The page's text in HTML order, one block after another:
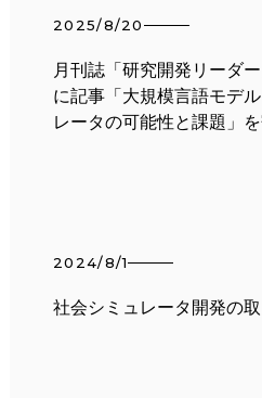
2025/8/20
月刊誌「研究開発リーダ
に記事「大規模言語モデ
レータの可能性と課題」
2024/8/1
社会シミュレータ開発の